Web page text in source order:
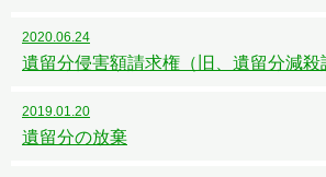
2020.06.24
遺留分侵害額請求権（旧、遺留分減殺
2019.01.20
遺留分の放棄